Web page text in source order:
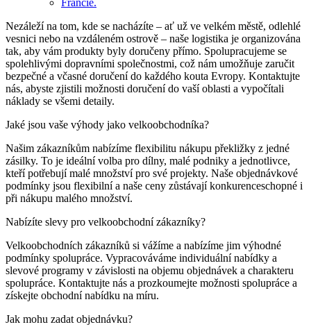
Francie.
Nezáleží na tom, kde se nacházíte – ať už ve velkém městě, odlehlé
vesnici nebo na vzdáleném ostrově – naše logistika je organizována
tak, aby vám produkty byly doručeny přímo. Spolupracujeme se
spolehlivými dopravními společnostmi, což nám umožňuje zaručit
bezpečné a včasné doručení do každého kouta Evropy. Kontaktujte
nás, abyste zjistili možnosti doručení do vaší oblasti a vypočítali
náklady se všemi detaily.
Jaké jsou vaše výhody jako velkoobchodníka?
Našim zákazníkům nabízíme flexibilitu nákupu překližky z jedné
zásilky. To je ideální volba pro dílny, malé podniky a jednotlivce,
kteří potřebují malé množství pro své projekty. Naše objednávkové
podmínky jsou flexibilní a naše ceny zůstávají konkurenceschopné i
při nákupu malého množství.
Nabízíte slevy pro velkoobchodní zákazníky?
Velkoobchodních zákazníků si vážíme a nabízíme jim výhodné
podmínky spolupráce. Vypracováváme individuální nabídky a
slevové programy v závislosti na objemu objednávek a charakteru
spolupráce. Kontaktujte nás a prozkoumejte možnosti spolupráce a
získejte obchodní nabídku na míru.
Jak mohu zadat objednávku?